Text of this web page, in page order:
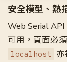
安全模型、熱
Web Serial
可用，頁面必
localhost